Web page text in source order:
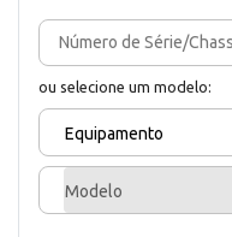
ou selecione um modelo:
Equipamento
Modelo